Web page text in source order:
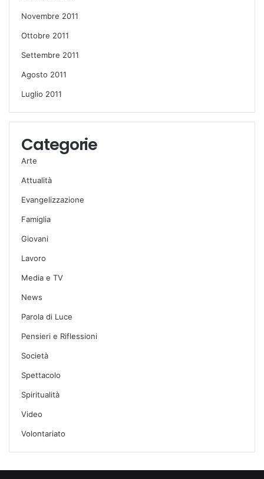
Novembre 2011
Ottobre 2011
Settembre 2011
Agosto 2011
Luglio 2011
Categorie
Arte
Attualità
Evangelizzazione
Famiglia
Giovani
Lavoro
Media e TV
News
Parola di Luce
Pensieri e Riflessioni
Società
Spettacolo
Spiritualità
Video
Volontariato